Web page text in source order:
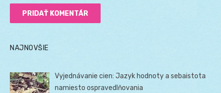
NAJNOVŠIE
Vyjednávanie cien: Jazyk hodnoty a sebaistota
namiesto ospravedlňovania